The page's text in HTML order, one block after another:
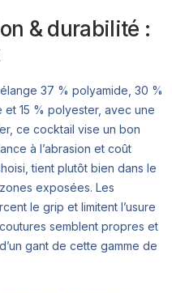
& durabilité :
37 % polyamide, 30 %
15 % polyester, avec une
ce cocktail vise un bon
à l’abrasion et coût
tient plutôt bien dans le
exposées. Les
le grip et limitent l’usure
semblent propres et
gant de cette gamme de